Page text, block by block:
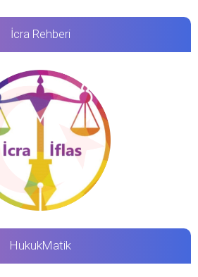
İcra Rehberi
HukukMatik